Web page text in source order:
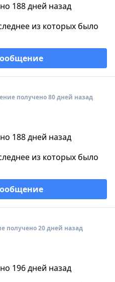
188 дней назад
из которых было
получено 80 дней назад
188 дней назад
из которых было
получено 20 дней назад
196 дней назад